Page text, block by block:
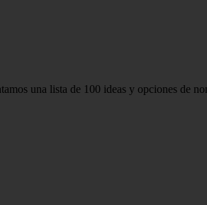
una lista de 100 ideas y opciones de